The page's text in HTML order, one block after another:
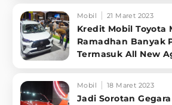
Mobil 21 Maret 2023
Kredit Mobil Toyota
Ramadhan Banyak
Termasuk All New
Mobil 18 Maret 2023
Jadi Sorotan